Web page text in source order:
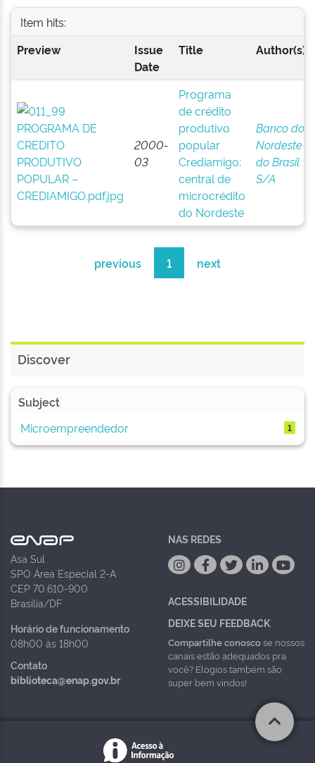
Item hits:
Preview
Issue
Date
Title Author(s)
2000-
03
Programa
de crédito
produtivo
popular
Crediamigo:
central de
microcrédito
do Nordeste
Banco do
Nordeste
do Brasil
S/A
previous 1 next
Discover
Subject
Microempreendedor
1
Asa Sul
SPO Área Especial 2-A
CEP 70.610-900
Brasília/DF
Horário de funcionamento
08h00 às 18h00
Contato
biblioteca@enap.gov.br
NAS REDES
ACESSIBILIDADE
DEIXE SEU FEEDBACK
Compartilhe conoscose nossos
canais estão adequados pra
você? Elogios também são
super bem vindos!